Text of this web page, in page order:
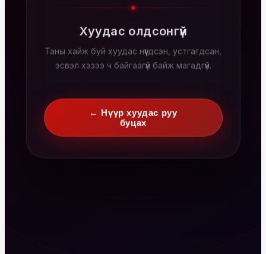
Хуудас олдсонгүй
Таны хайж буй хуудас нүүгдсэн, устгагдсан,
эсвэл хэзээ ч байгаагүй байж магадгүй.
← Нүүр хуудас руу
буцах